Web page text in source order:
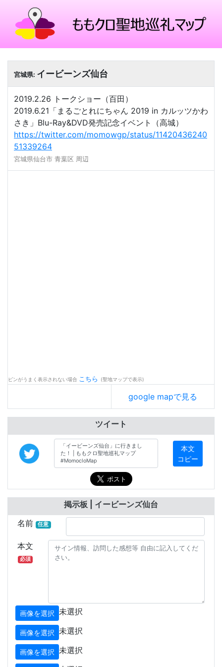
宮城県: イービーンズ仙台
2019.2.26 トークショー（百田）
2019.6.21「まるごとれにちゃん 2019 in カルッツかわ
さき」Blu-Ray&DVD発売記念イベント（高城）
https://twitter.com/momowgp/status/11420436240
51339264
宮城県仙台市 青葉区 周辺
ピンがうまく表示されない場合 こちら (聖地マップで表示)
google mapで見る
ツイート
本文
コピー
掲示板 | イービーンズ仙台
名前
任意
本文
必須
画像を選択 未選択
画像を選択 未選択
画像を選択 未選択